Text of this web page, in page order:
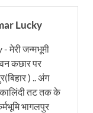
Lucky
मेरी जन्मभूमी
कछार पर
) .. अंग
तट तक के
भागलपुर